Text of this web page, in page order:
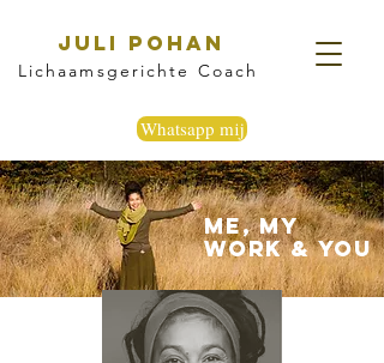
Juli Pohan
Lichaamsgerichte Coach
Whatsapp mij
Me, my
work & you